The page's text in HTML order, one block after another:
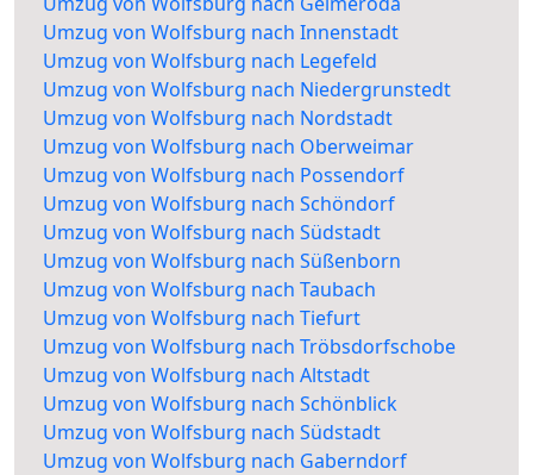
Umzug von Wolfsburg nach Innenstadt
Umzug von Wolfsburg nach Legefeld
Umzug von Wolfsburg nach Niedergrunstedt
Umzug von Wolfsburg nach Nordstadt
Umzug von Wolfsburg nach Oberweimar
Umzug von Wolfsburg nach Possendorf
Umzug von Wolfsburg nach Schöndorf
Umzug von Wolfsburg nach Südstadt
Umzug von Wolfsburg nach Süßenborn
Umzug von Wolfsburg nach Taubach
Umzug von Wolfsburg nach Tiefurt
Umzug von Wolfsburg nach Tröbsdorfschobe
Umzug von Wolfsburg nach Altstadt
Umzug von Wolfsburg nach Schönblick
Umzug von Wolfsburg nach Südstadt
Umzug von Wolfsburg nach Gaberndorf